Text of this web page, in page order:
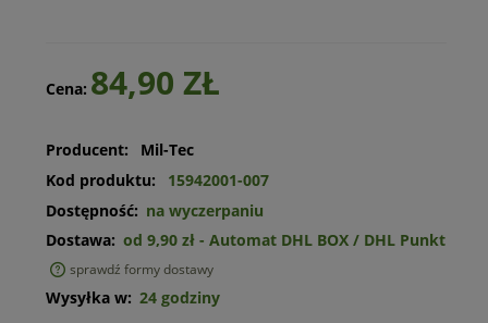
Cena: 84,90 ZŁ
Producent:
Mil-Tec
Kod produktu:
15942001-007
Dostępność: na wyczerpaniu
Dostawa: od 9,90 zł - Automat DHL BOX / DHL Punkt
sprawdź formy dostawy
Wysyłka w: 24 godziny